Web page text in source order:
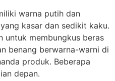
warna putih dan
kasar dan sedikit kaku.
untuk membungkus beras
benang berwarna-warni di
produk. Beberapa
depan.